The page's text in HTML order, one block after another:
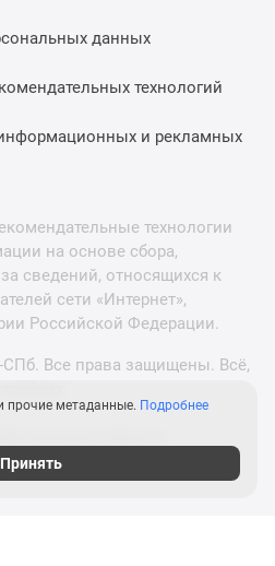
данных
технологий
и рекламных
технологии
на основе сбора,
сведений, относящихся к
сети «Интернет»,
Российской Федерации.
Все права защищены. Всё,
прочие метаданные. Подробнее
Принять